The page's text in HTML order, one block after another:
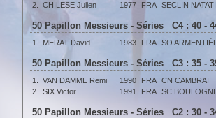
2.
CHILESE Julien 1977 FRA SECLIN
50 Papillon Messieurs - Séries C4 : 40 -
1. MERAT David 1983 FRA SO
50 Papillon Messieurs - Séries C3 : 35 -
1. VAN DAMME Remi 1990 FRA CN CAMBRAI
2.
SIX Victor 1991 FRA SC
50 Papillon Messieurs - Séries C2 : 30 -